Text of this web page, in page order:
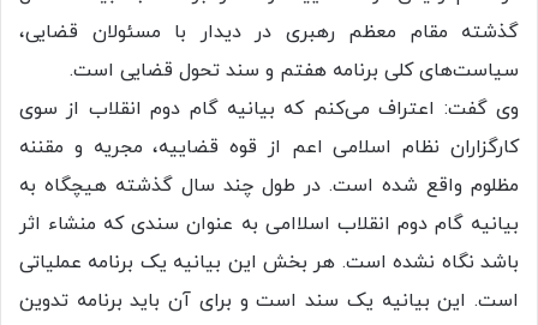
گذشته مقام معظم رهبری در دیدار با مسئولان قضایی،
سیاست‌های کلی برنامه هفتم و سند تحول قضایی است.
وی گفت: اعتراف می‌کنم که بیانیه گام دوم انقلاب از سوی
کارگزاران نظام اسلامی اعم از قوه قضاییه، مجریه و مقننه
مظلوم واقع شده است. در طول چند سال گذشته هیچگاه به
بیانیه گام دوم انقلاب اسلاامی به عنوان سندی که منشاء اثر
باشد نگاه نشده است. هر بخش این بیانیه یک برنامه عملیاتی
است. این بیانیه یک سند است و برای آن باید برنامه تدوین